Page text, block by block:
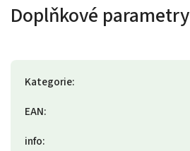
Doplňkové parametry
Kategorie:
EAN:
info: